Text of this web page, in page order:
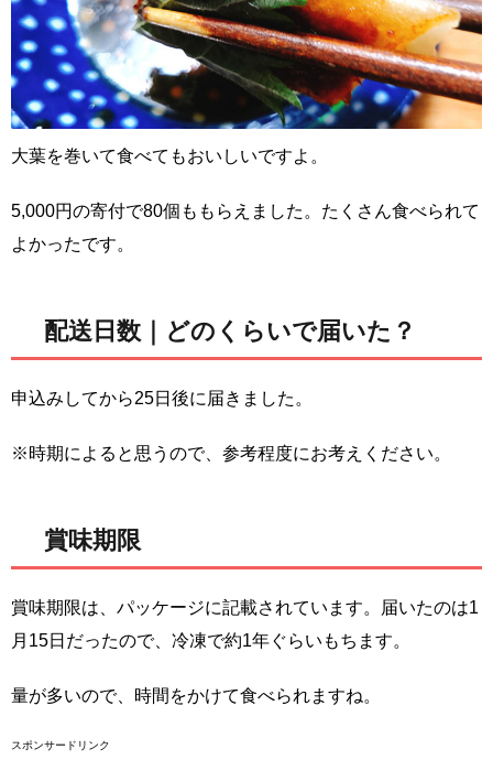
大葉を巻いて食べてもおいしいですよ。
5,000円の寄付で80個ももらえました。たくさん食べられて
よかったです。
配送日数｜どのくらいで届いた？
申込みしてから25日後に届きました。
※時期によると思うので、参考程度にお考えください。
賞味期限
賞味期限は、パッケージに記載されています。届いたのは1
月15日だったので、冷凍で約1年ぐらいもちます。
量が多いので、時間をかけて食べられますね。
スポンサードリンク